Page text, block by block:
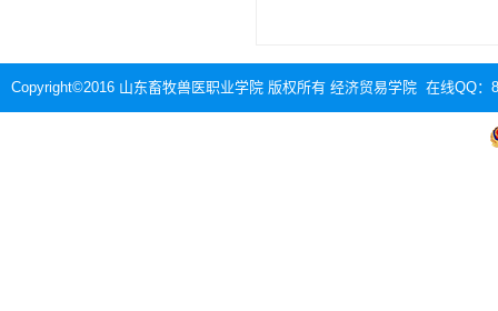
Copyright©2016 山东畜牧兽医职业学院 版权所有 经济贸易学院 在线QQ：